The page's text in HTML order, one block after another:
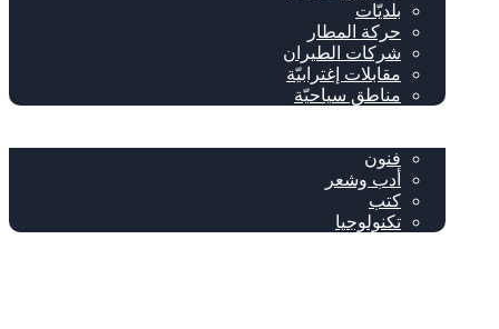
بلديّات
حركة المطار
شركات الطيران
مقابلات إغترابيّة
مناطق سياحيّة
فنون
أدب وشعر
كتب
تكنولوجيا